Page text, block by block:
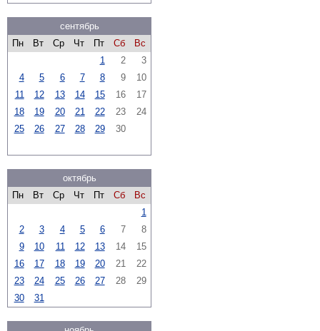
сентябрь
Пн
Вт Ср Чт Пт Сб
Вс
1
2
3
4
5 6 7 8 9
10
11
12 13 14 15 16
17
18
19 20 21 22 23
24
25
26 27 28 29 30
октябрь
Пн
Вт Ср Чт Пт Сб
Вс
1
2
3 4 5 6 7
8
9
10 11 12 13 14
15
16
17 18 19 20 21
22
23
24 25 26 27 28
29
30
31